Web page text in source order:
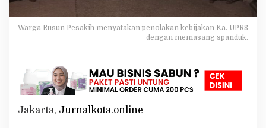
P
e
a
k
a
K
Warga Rusun Pesakih menyatakan penolakan kebijakan Ka. UPRS
dengan memasang spanduk.
Jakarta, Jurnalkota.online